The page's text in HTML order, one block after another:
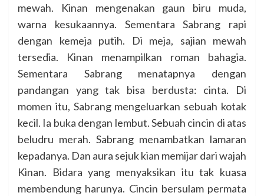
mewah. Kinan mengenakan gaun biru muda,
warna kesukaannya. Sementara Sabrang rapi
dengan kemeja putih. Di meja, sajian mewah
tersedia. Kinan menampilkan roman bahagia.
Sementara Sabrang menatapnya dengan
pandangan yang tak bisa berdusta: cinta. Di
momen itu, Sabrang mengeluarkan sebuah kotak
kecil. Ia buka dengan lembut. Sebuah cincin di atas
beludru merah. Sabrang menambatkan lamaran
kepadanya. Dan aura sejuk kian memijar dari wajah
Kinan. Bidara yang menyaksikan itu tak kuasa
membendung harunya. Cincin bersulam permata